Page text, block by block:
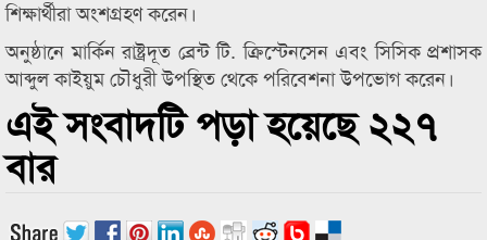
শিক্ষার্থীরা অংশগ্রহণ করেন।
অনুষ্ঠানে মার্কিন রাষ্ট্রদূত ব্রেন্ট টি. ক্রিস্টেনসেন এবং সিসিক প্রশাসক
আব্দুল কাইয়ুম চৌধুরী উপস্থিত থেকে পরিবেশনা উপভোগ করেন।
এই সংবাদটি পড়া হয়েছে ২২৭
বার